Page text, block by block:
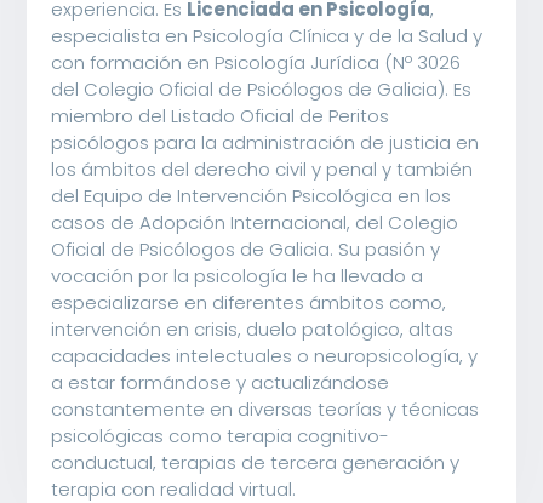
experiencia. Es Licenciada en Psicología,
especialista en Psicología Clínica y de la Salud y
con formación en Psicología Jurídica (Nº 3026
del Colegio Oficial de Psicólogos de Galicia). Es
miembro del Listado Oficial de Peritos
psicólogos para la administración de justicia en
los ámbitos del derecho civil y penal y también
del Equipo de Intervención Psicológica en los
casos de Adopción Internacional, del Colegio
Oficial de Psicólogos de Galicia. Su pasión y
vocación por la psicología le ha llevado a
especializarse en diferentes ámbitos como,
intervención en crisis, duelo patológico, altas
capacidades intelectuales o neuropsicología, y
a estar formándose y actualizándose
constantemente en diversas teorías y técnicas
psicológicas como terapia cognitivo-
conductual, terapias de tercera generación y
terapia con realidad virtual.